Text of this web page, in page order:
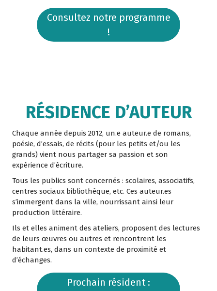
Consultez notre programme
!
RÉSIDENCE D’AUTEUR
Chaque année depuis 2012, un.e auteur.e de romans,
poésie, d’essais, de récits (pour les petits et/ou les
grands) vient nous partager sa passion et son
expérience d’écriture.
Tous les publics sont concernés : scolaires, associatifs,
centres sociaux bibliothèque, etc. Ces auteur.es
s’immergent dans la ville, nourrissant ainsi leur
production littéraire.
Ils et elles animent des ateliers, proposent des lectures
de leurs œuvres ou autres et rencontrent les
habitant.es, dans un contexte de proximité et
d’échanges.
Prochain résident :